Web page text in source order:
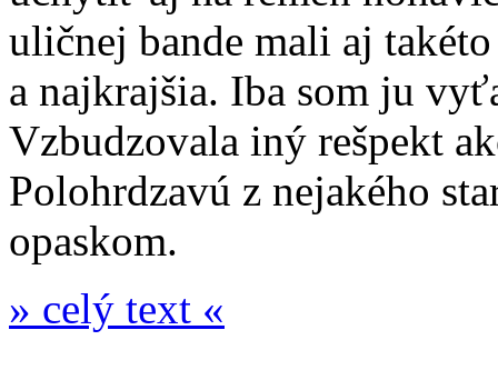
uličnej bande mali aj
a najkrajšia. Iba som ju
Vzbudzovala iný rešpekt
Polohrdzavú z nejakého
opaskom.
» celý text «